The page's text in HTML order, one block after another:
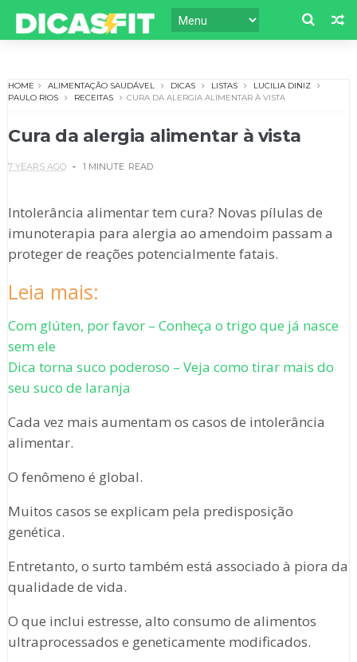
HOME ALIMENTAÇÃO SAUDÁVEL DICAS LISTAS
LUCILIA DINIZ
PAULO RIOS
RECEITAS CURA DA ALERGIA ALIMENTAR À VISTA
Cura da alergia alimentar à vista
7 YEARS AGO 1 MINUTE READ
Intolerância alimentar tem cura? Novas pílulas de
imunoterapia para alergia ao amendoim passam a
proteger de reações potencialmente fatais.
Leia mais:
Com glúten, por favor – Conheça o trigo que já nasce
sem ele
Dica torna suco poderoso – Veja como tirar mais do
seu suco de laranja
Cada vez mais aumentam os casos de intolerância
alimentar.
O fenômeno é global.
Muitos casos se explicam pela predisposição
genética.
Entretanto, o surto também está associado à piora da
qualidade de vida.
O que inclui estresse, alto consumo de alimentos
ultraprocessados e geneticamente modificados.